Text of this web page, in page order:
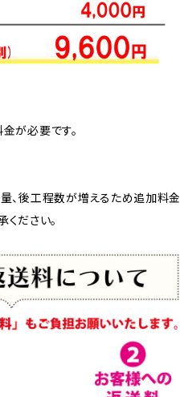
が必要です。
、後工程数が増えるため追加料金
ください。